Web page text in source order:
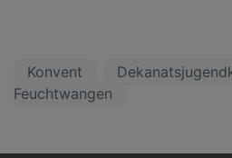
Konvent
Feuchtwangen